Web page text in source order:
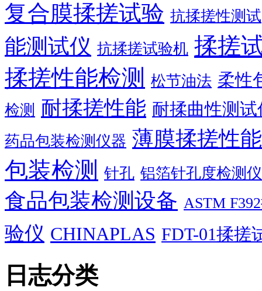
复合膜揉搓试验 抗揉搓性测试
能测试仪 抗揉搓试验机 揉搓
揉搓性能检测
松节油法 柔性
检测 耐揉搓性能 耐揉曲性测试
药品包装检测仪器 薄膜揉搓性
包装检测 针孔 铝箔针孔度检测
食品包装检测设备 ASTM
验仪 CHINAPLAS FDT-01揉搓
日志分类